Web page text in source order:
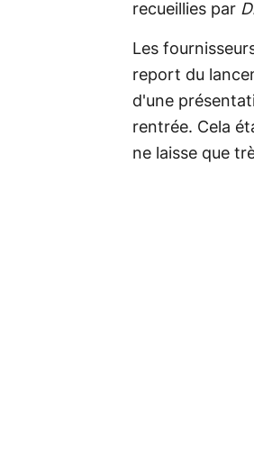
recueillies par
Les
report du
d'une
rentrée. Cela
ne laisse que